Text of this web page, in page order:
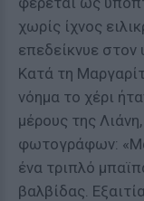
χωρίς ίχνος
επεδείκνυε στον
Κατά τη
νόημα το χέρι
μέρους της
φωτογράφων:
ένα τριπλό
βαλβίδας.